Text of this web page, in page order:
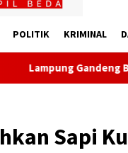
POLITIK KRIMINAL
BRIN Olah Data
Sapi